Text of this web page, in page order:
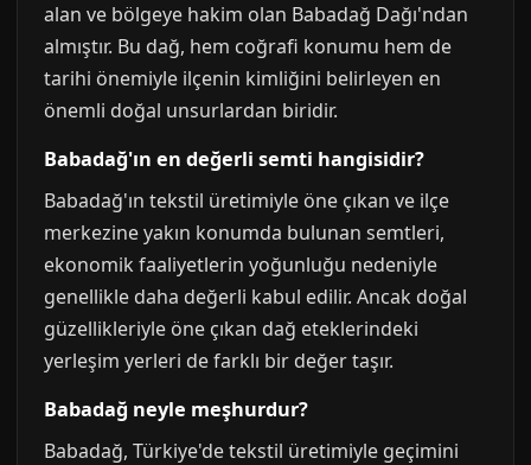
alan ve bölgeye hakim olan Babadağ Dağı'ndan
almıştır. Bu dağ, hem coğrafi konumu hem de
tarihi önemiyle ilçenin kimliğini belirleyen en
önemli doğal unsurlardan biridir.
Babadağ'ın en değerli semti hangisidir?
Babadağ'ın tekstil üretimiyle öne çıkan ve ilçe
merkezine yakın konumda bulunan semtleri,
ekonomik faaliyetlerin yoğunluğu nedeniyle
genellikle daha değerli kabul edilir. Ancak doğal
güzellikleriyle öne çıkan dağ eteklerindeki
yerleşim yerleri de farklı bir değer taşır.
Babadağ neyle meşhurdur?
Babadağ, Türkiye'de tekstil üretimiyle geçimini